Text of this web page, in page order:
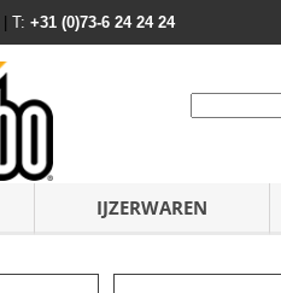
T: +31 (0)73-6 24 24 24
IJZERWAREN